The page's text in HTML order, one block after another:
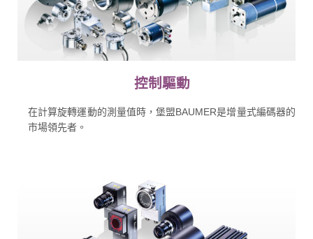
控制驅動
在計算旋轉運動的測量值時，堡盟BAUMER是增量式編碼器的
市場領先者。